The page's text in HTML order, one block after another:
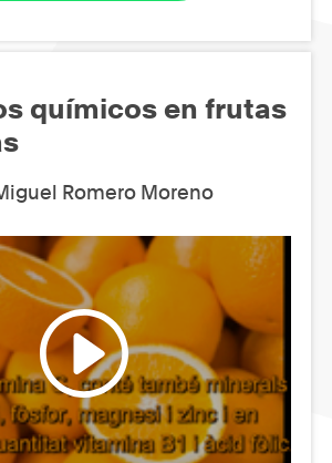
químicos en frutas
Romero Moreno